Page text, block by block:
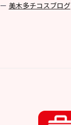
美⽊多チコスブログ